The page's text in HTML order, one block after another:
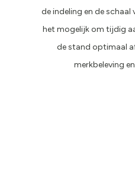
de indeling en de
het mogelijk om tijdig
de stand optimaal
merkbeleving